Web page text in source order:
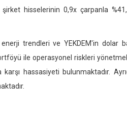
şirket hisselerinin 0,9x çarpanla
trendleri ve YEKDEM'in dolar
ile operasyonel riskleri
hassasiyeti bulunmaktadır.